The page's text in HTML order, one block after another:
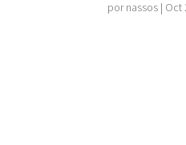
pornassos | Oct